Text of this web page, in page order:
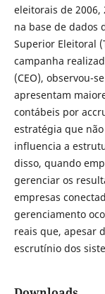
eleitorais de 2006,
na base de dados
Superior Eleitoral
campanha
(CEO), observou-
apresentam
contábeis por
estratégia que
influencia a
disso, quando
gerenciar os
empresas
gerenciamento
reais que, apesar
escrutínio dos